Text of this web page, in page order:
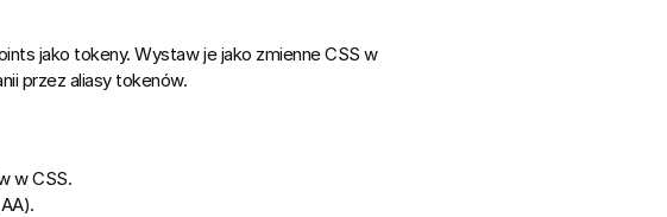
jako tokeny. Wystaw je jako zmienne CSS w
przez aliasy tokenów.
w CSS.